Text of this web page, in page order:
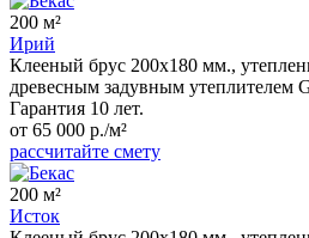
200 м²
Ирий
Клееный брус 200x180 мм.,
древесным задувным утеплителем
Гарантия 10 лет.
от 65 000 р./м²
рассчитайте смету
200 м²
Исток